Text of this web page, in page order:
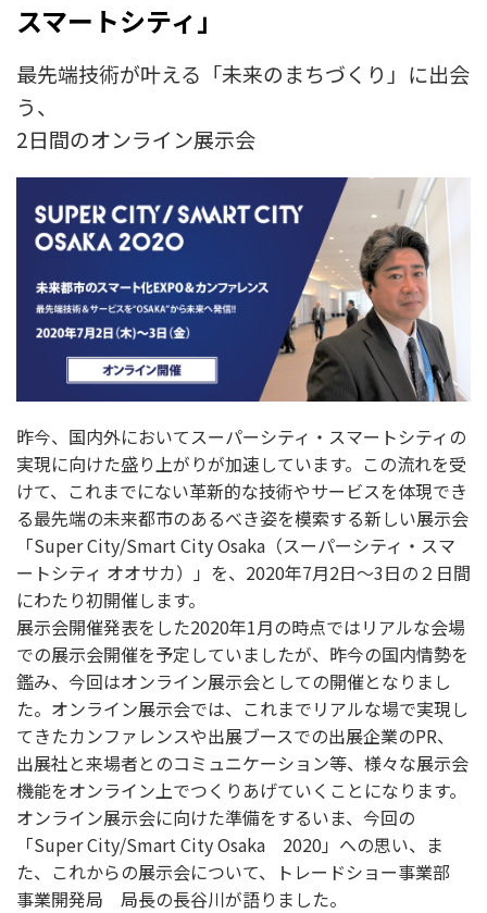
スマートシティ」
最先端技術が叶える「未来のまちづくり」に出会
う、
2日間のオンライン展示会
昨今、国内外においてスーパーシティ・スマートシティの
実現に向けた盛り上がりが加速しています。この流れを受
けて、これまでにない革新的な技術やサービスを体現でき
る最先端の未来都市のあるべき姿を模索する新しい展示会
「Super City/Smart City Osaka（スーパーシティ・スマ
ートシティ オオサカ）」を、2020年7月2日〜3日の２日間
にわたり初開催します。
展示会開催発表をした2020年1月の時点ではリアルな会場
での展示会開催を予定していましたが、昨今の国内情勢を
鑑み、今回はオンライン展示会としての開催となりまし
た。オンライン展示会では、これまでリアルな場で実現し
てきたカンファレンスや出展ブースでの出展企業のPR、
出展社と来場者とのコミュニケーション等、様々な展示会
機能をオンライン上でつくりあげていくことになります。
オンライン展示会に向けた準備をするいま、今回の
「Super City/Smart City Osaka 2020」への思い、ま
た、これからの展示会について、トレードショー事業部
事業開発局 局長の長谷川が語りました。